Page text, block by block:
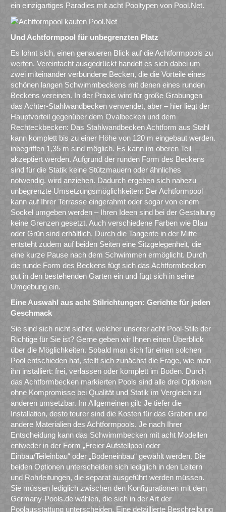
ein einzigartiges Paradies mit acht Pooltypen von Pool.Net.
Und Achtformpool für unbegrenzten Platz
Es lohnt sich, einen genaueren Blick auf die Achtformpools zu
werfen. Vereinfacht ausgedrückt handelt es sich dabei um
zwei miteinander verbundene Becken, die die Vorteile eines
schönen langen Schwimmbeckens mit denen eines runden
Beckens vereinen. In der Praxis wird für große Grabungen
das Achter-Stahlwandbecken verwendet, aber – hier liegt der
Hauptvorteil gegenüber dem Ovalbecken und dem
Rechteckbecken: Das Stahlwandbecken Achtform aus Stahl
kann komplett bis zu einer Höhe von 120 m eingebaut werden.
inbegriffen 1,35 m sind möglich. Es kann im oberen Teil
akzeptiert werden. Aufgrund der runden Form des Beckens
sind für die Statik keine Stützmauern oder ähnliches
notwendig. wird anziehen. Dadurch ergeben sich nahezu
unbegrenzte Umsetzungsmöglichkeiten: Der Achtformpool
kann auf Ihrer Terrasse eingerahmt oder sogar von einem
Sockel umgeben werden – Ihren Ideen sind bei der Gestaltung
keine Grenzen gesetzt. Auch verschiedene Farben wie Blau
oder Grün sind erhältlich. Durch die Tangente in der Mitte
entsteht zudem auf beiden Seiten eine Sitzgelegenheit, die
eine kurze Pause nach dem Schwimmen ermöglicht. Durch
die runde Form des Beckens fügt sich das Achtformbecken
gut in den bestehenden Garten ein und fügt sich in seine
Umgebung ein.
Eine Auswahl aus acht Stilrichtungen: Gerichte für jeden
Geschmack
Sie sind sich nicht sicher, welcher unserer acht Pool-Stile der
Richtige für Sie ist? Gerne geben wir Ihnen einen Überblick
über die Möglichkeiten. Sobald man sich für einen solchen
Pool entschieden hat, stellt sich zunächst die Frage, wie man
ihn installiert: frei, verlassen oder komplett im Boden. Durch
das Achtformbecken markierten Pools sind alle drei Optionen
ohne Kompromisse bei Qualität und Statik im Vergleich zu
anderen umsetzbar. Im Allgemeinen gilt: Je tiefer die
Installation, desto teurer sind die Kosten für das Graben und
andere Materialien des Achtformpools. Je nach Ihrer
Entscheidung kann das Schwimmbecken mit acht Modellen
entweder in der Form „Freier Aufstellpool oder
Einbau/Teileinbau“ oder „Bodeneinbau“ gewählt werden. Die
beiden Optionen unterscheiden sich lediglich in den Leitern
und Rohrleitungen, die separat ausgeführt werden müssen.
Sie müssen lediglich zwischen den Konfigurationen mit dem
Germany-Pools.de wählen, die sich in der Art der
Poolausstattung unterscheiden. Eine detaillierte Beschreibung